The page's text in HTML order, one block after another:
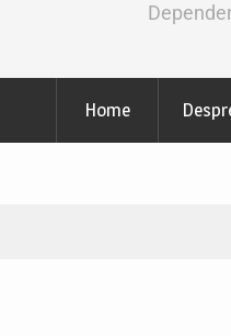
Home